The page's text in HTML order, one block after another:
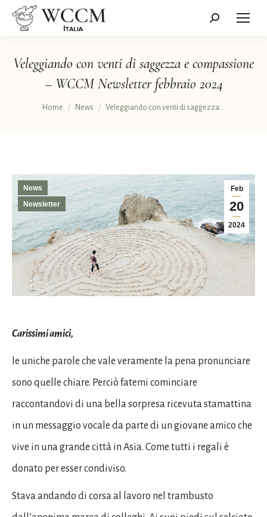
Cerca:
Veleggiando con venti di saggezza e compassione
– WCCM Newsletter febbraio 2024
Tu sei qui:
Home News Veleggiando con venti di saggezza…
Feb
20
2024
News
Newsletter
Carissimi amici,
le uniche parole che vale veramente la pena pronunciare
sono quelle chiare. Perciò fatemi cominciare
raccontandovi di una bella sorpresa ricevuta stamattina
in un messaggio vocale da parte di un giovane amico che
vive in una grande città in Asia. Come tutti i regali è
donato per esser condiviso.
Stava andando di corsa al lavoro nel trambusto